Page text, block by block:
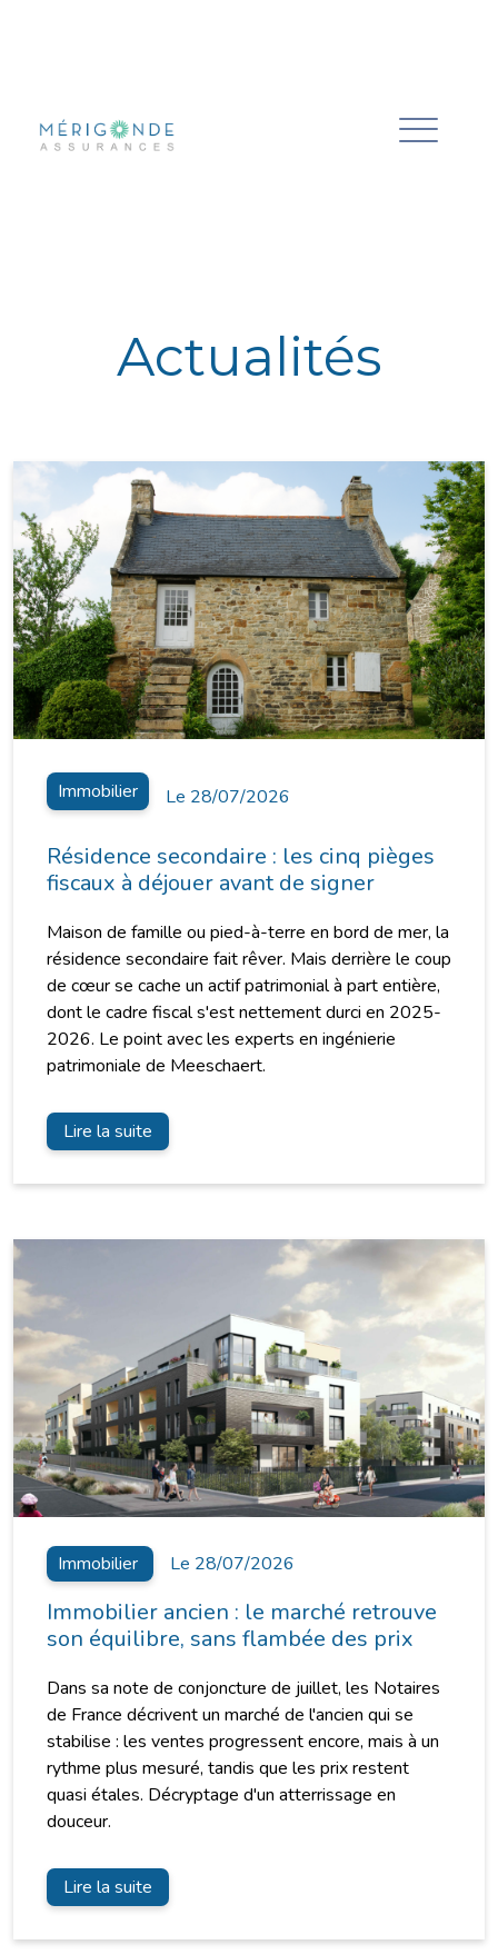
Actualités
Immobilier Le 28/07/2026
Résidence secondaire : les cinq pièges
fiscaux à déjouer avant de signer
Maison de famille ou pied-à-terre en bord de mer, la
résidence secondaire fait rêver. Mais derrière le coup
de cœur se cache un actif patrimonial à part entière,
dont le cadre fiscal s'est nettement durci en 2025-
2026. Le point avec les experts en ingénierie
patrimoniale de Meeschaert.
Lire la suite
Immobilier Le 28/07/2026
Immobilier ancien : le marché retrouve
son équilibre, sans flambée des prix
Dans sa note de conjoncture de juillet, les Notaires
de France décrivent un marché de l'ancien qui se
stabilise : les ventes progressent encore, mais à un
rythme plus mesuré, tandis que les prix restent
quasi étales. Décryptage d'un atterrissage en
douceur.
Lire la suite